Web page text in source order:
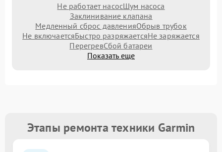
Не работает насосШум насоса
Заклинивание клапана
Медленный сброс давленияОбрыв трубок
Не включаетсяБыстро разряжаетсяНе заряжается
ПерегревСбой батареи
Показать еще
Этапы ремонта техники Garmin